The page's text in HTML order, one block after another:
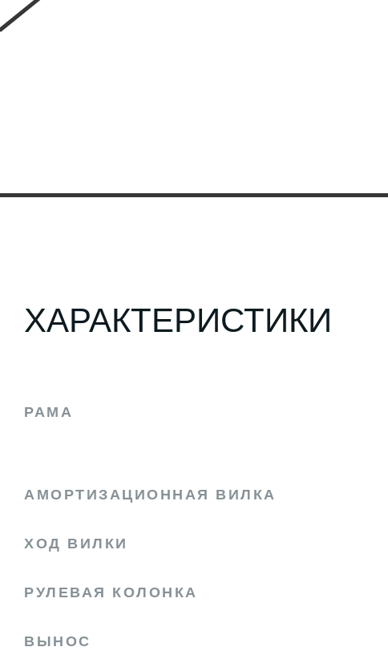
ХАРАКТЕРИСТИКИ
РАМА
АМОРТИЗАЦИОННАЯ ВИЛКА
ХОД ВИЛКИ
РУЛЕВАЯ КОЛОНКА
ВЫНОС